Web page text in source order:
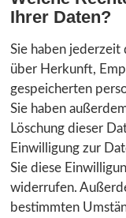
Ihrer Daten?
Sie haben jederzeit
über Herkunft,
gespeicherten
Sie haben
Löschung dieser
Einwilligung zur
Sie diese
widerrufen.
bestimmten